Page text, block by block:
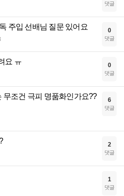
댓글
주입 선배님 질문 있어요 0
댓글
요 ㅠ 0
댓글
무조건 극피 명품화인가요?? 6
댓글
2
댓글
1
댓글